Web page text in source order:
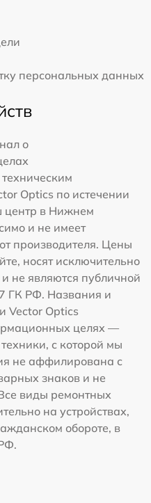
персональных данных
о
Optics по истечении
центр в Нижнем
и не имеет
производителя. Цены
носят исключительно
не являются публичной
ГК РФ. Названия и
Vector Optics
целях —
с которой мы
не аффилирована с
знаков и не
виды ремонтных
на устройствах,
обороте, в